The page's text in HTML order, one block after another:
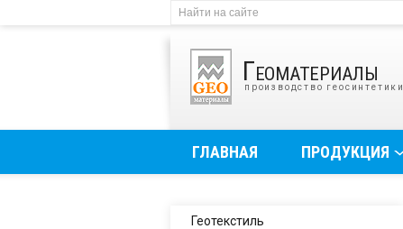
Геоматериалы
производство геосинтетики
ГЛАВНАЯ ПРОДУКЦИЯ
Геотекстиль